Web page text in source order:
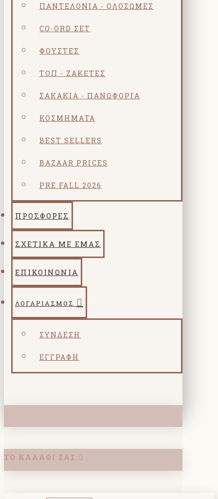
ΠΑΝΤΕΛΌΝΙΑ - ΟΛΌΣΩΜΕΣ
CO-ORD ΣΕΤ
ΦΟΎΣΤΕΣ
ΤΟΠ - ΖΑΚΈΤΕΣ
ΣΑΚΆΚΙΑ - ΠΑΝΩΦΌΡΙΑ
ΚΟΣΜΗΜΑΤΑ
BEST SELLERS
BAZAAR PRICES
PRE FALL 2026
ΠΡΟΣΦΟΡΕΣ
ΣΧΕΤΙΚΑ ΜΕ ΕΜΑΣ
ΕΠΙΚΟΙΝΩΝΙΑ
ΛΟΓΑΡΙΑΣΜΌΣ
ΣΎΝΔΕΣΗ
ΕΓΓΡΑΦΉ
ΤΟ ΚΑΛΆΘΙ ΣΑΣ